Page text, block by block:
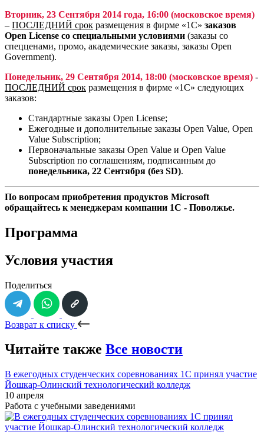
Вторник, 23 Сентября 2014 года, 16:00 (московское время)
– ПОСЛЕДНИЙ срок размещения в фирме «1С» заказов
Open License со специальными условиями (заказы со
спецценами, промо, академические заказы, заказы Open
Government).
Понедельник, 29 Сентября 2014, 18:00 (московское время) -
ПОСЛЕДНИЙ срок размещения в фирме «1С» следующих
заказов:
Стандартные заказы Open License;
Ежегодные и дополнительные заказы Open Value, Open
Value Subscription;
Первоначальные заказы Open Value и Open Value
Subscription по соглашениям, подписанным до
понедельника, 22 Сентября (без SD).
По вопросам приобретения продуктов Microsoft
обращайтесь к менеджерам компании 1С - Поволжье.
Программа
Условия участия
Поделиться
Возврат к списку
Читайте также Все новости
В ежегодных студенческих соревнованиях 1С принял участие
Йошкар-Олинский технологический колледж
10 апреля
Работа с учебными заведениями